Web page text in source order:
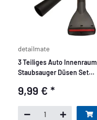
detailmate
3 Teiliges Auto Innenraum
Staubsauger Düsen Set
Staubsauger
9,99 €*